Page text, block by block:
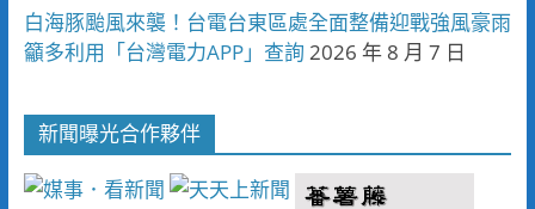
白海豚颱風來襲！台電台東區處全面整備迎戰強風豪雨
籲多利用「台灣電力APP」查詢 2026 年 8 月 7 日
新聞曝光合作夥伴